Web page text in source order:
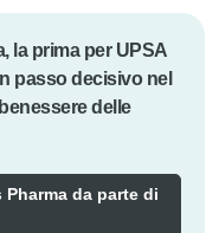
la prima per UPSA
passo decisivo nel
delle
da parte di